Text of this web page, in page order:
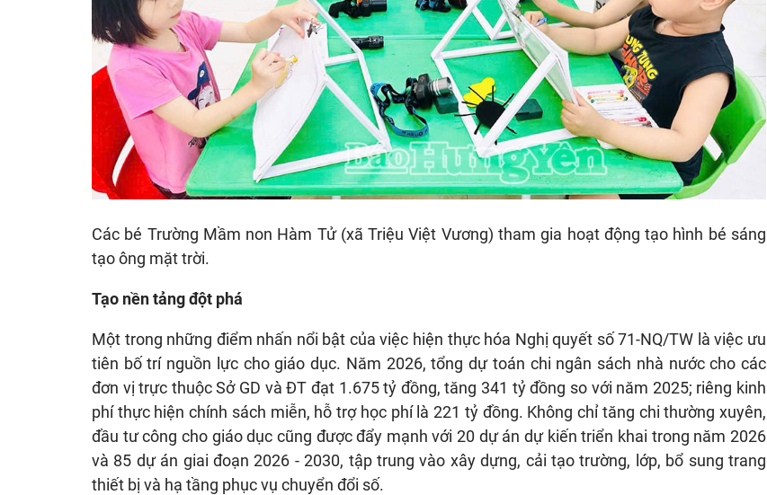
Các bé Trường Mầm non Hàm Tử (xã Triệu Việt Vương) tham gia hoạt động tạo hình bé sáng
tạo ông mặt trời.
Tạo nền tảng đột phá
Một trong những điểm nhấn nổi bật của việc hiện thực hóa Nghị quyết số 71-NQ/TW là việc ưu
tiên bố trí nguồn lực cho giáo dục. Năm 2026, tổng dự toán chi ngân sách nhà nước cho các
đơn vị trực thuộc Sở GD và ĐT đạt 1.675 tỷ đồng, tăng 341 tỷ đồng so với năm 2025; riêng kinh
phí thực hiện chính sách miễn, hỗ trợ học phí là 221 tỷ đồng. Không chỉ tăng chi thường xuyên,
đầu tư công cho giáo dục cũng được đẩy mạnh với 20 dự án dự kiến triển khai trong năm 2026
và 85 dự án giai đoạn 2026 - 2030, tập trung vào xây dựng, cải tạo trường, lớp, bổ sung trang
thiết bị và hạ tầng phục vụ chuyển đổi số.